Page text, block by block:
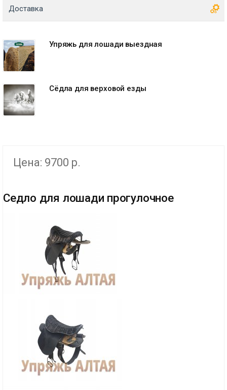
Доставка
Упряжь для лошади выездная
Сёдла для верховой езды
Цена: 9700 р.
Седло для лошади прогулочное